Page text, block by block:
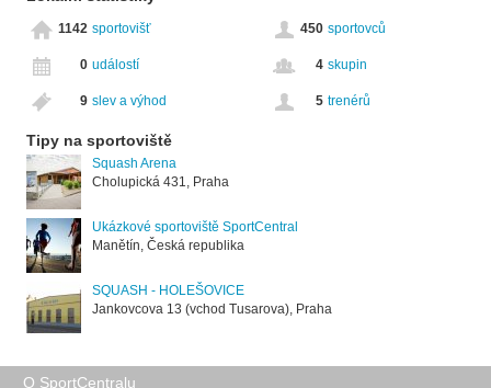
1142 sportovišť 450 sportovců
0 událostí 4 skupin
9 slev a výhod 5 trenérů
Tipy na sportoviště
Squash Arena
Cholupická 431, Praha
Ukázkové sportoviště SportCentral
Manětín, Česká republika
SQUASH - HOLEŠOVICE
Jankovcova 13 (vchod Tusarova), Praha
O SportCentralu